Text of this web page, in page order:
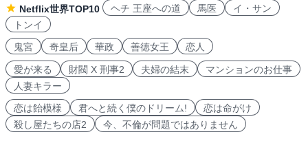
Netflix世界TOP10
ヘチ 王座への道 馬医
イ・サン
トンイ
鬼宮
奇皇后 華政 善徳女王 恋人
愛が来る 財閥 X 刑事2 夫婦の結末
マンションのお仕事
人妻キラー
恋は飴模様
君へと続く僕のドリーム!
恋は命がけ
殺し屋たちの店2
今、不倫が問題ではありません